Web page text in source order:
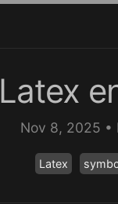
Latex
Nov 8, 2025 •
Latex